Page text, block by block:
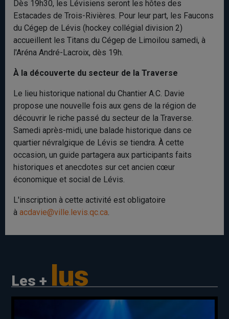
Dès 19h30, les Lévisiens seront les hôtes des
Estacades de Trois-Rivières. Pour leur part, les Faucons
du Cégep de Lévis (hockey collégial division 2)
accueillent les Titans du Cégep de Limoilou samedi, à
l'Aréna André-Lacroix, dès 19h.
À la découverte du secteur de la Traverse
Le lieu historique national du Chantier A.C. Davie
propose une nouvelle fois aux gens de la région de
découvrir le riche passé du secteur de la Traverse.
Samedi après-midi, une balade historique dans ce
quartier névralgique de Lévis se tiendra. À cette
occasion, un guide partagera aux participants faits
historiques et anecdotes sur cet ancien cœur
économique et social de Lévis.
L'inscription à cette activité est obligatoire
à acdavie@ville.levis.qc.ca.
Les + lus